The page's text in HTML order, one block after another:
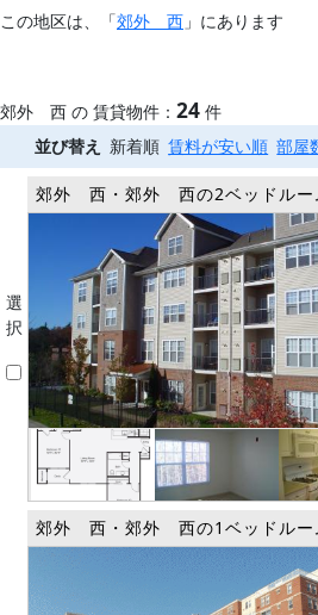
この地区は、「郊外 西 」にあります
郊外 西 の 賃貸物件： 24 件
並び替え
新着順 賃料が安い順 部屋
選
択
郊外 西・郊外 西の2ベッドルー
郊外 西・郊外 西の1ベッドルー